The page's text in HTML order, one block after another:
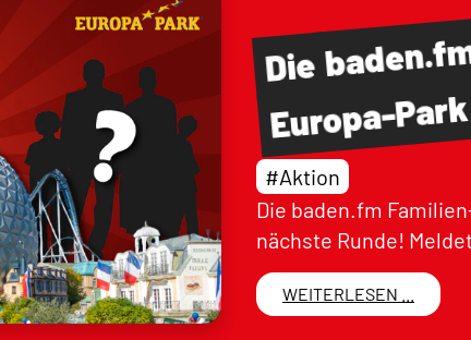
Die
Europa-Park
#Aktion
Die baden.fm
nächste Runde!
WEITERLESEN ...